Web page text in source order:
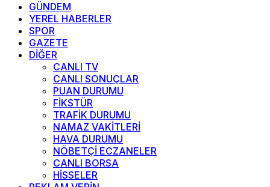
GÜNDEM
YEREL HABERLER
SPOR
GAZETE
DİĞER
CANLI TV
CANLI SONUÇLAR
PUAN DURUMU
FİKSTÜR
TRAFİK DURUMU
NAMAZ VAKİTLERİ
HAVA DURUMU
NÖBETÇİ ECZANELER
CANLI BORSA
HİSSELER